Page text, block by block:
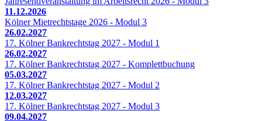
11.12.2026
Kölner Mietrechtstage 2026 - Modul 3
26.02.2027
17. Kölner Bankrechtstag 2027 - Modul 1
26.02.2027
17. Kölner Bankrechtstag 2027 - Komplettbuchung
05.03.2027
17. Kölner Bankrechtstag 2027 - Modul 2
12.03.2027
17. Kölner Bankrechtstag 2027 - Modul 3
09.04.2027